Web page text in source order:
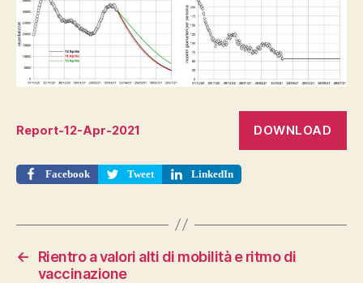
Report-12-Apr-2021 DOWNLOAD
Facebook Tweet LinkedIn
←
Rientro a valori alti di mobilità e ritmo di
vaccinazione